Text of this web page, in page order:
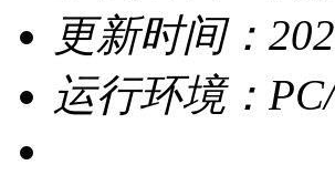
更新时间：
运行环境：